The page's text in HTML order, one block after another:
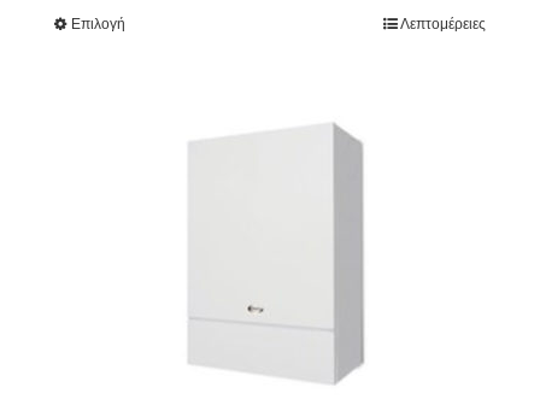
Επιλογή Λεπτομέρειες